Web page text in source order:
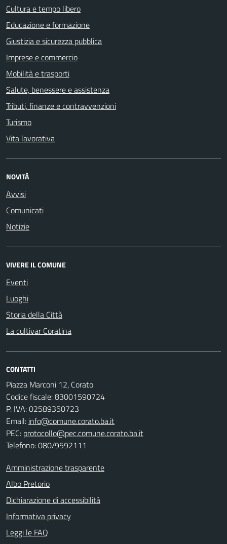
Cultura e tempo libero
Educazione e formazione
Giustizia e sicurezza pubblica
Imprese e commercio
Mobilità e trasporti
Salute, benessere e assistenza
Tributi, finanze e contravvenzioni
Turismo
Vita lavorativa
NOVITÀ
Avvisi
Comunicati
Notizie
VIVERE IL COMUNE
Eventi
Luoghi
Storia della Città
La cultivar Coratina
CONTATTI
Piazza Marconi 12, Corato
Codice fiscale: 83001590724
P. IVA: 02589350723
Email: info@comune.corato.ba.it
PEC: protocollo@pec.comune.corato.ba.it
Telefono: 080/9592111
Amministrazione trasparente
Albo Pretorio
Dichiarazione di accessibilità
Informativa privacy
Leggi le FAQ